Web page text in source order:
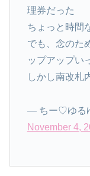
理券だった
ちょっと時間
でも、念のた
ップアップい
しかし南改札
— ちー♡ゆる
November 4,